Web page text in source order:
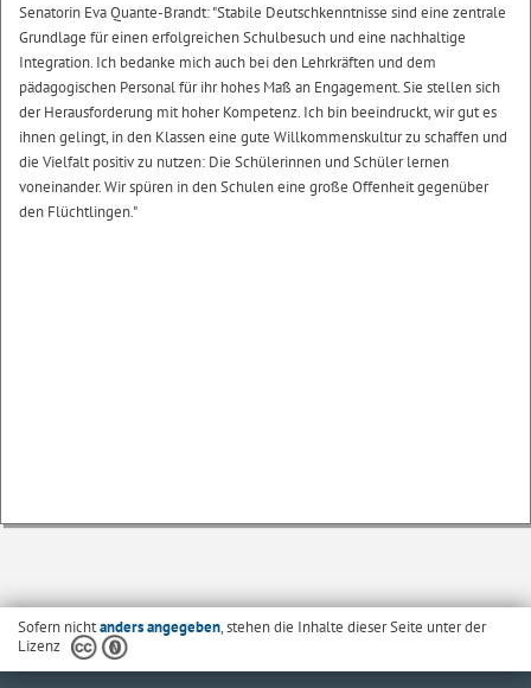
Senatorin Eva Quante-Brandt: "Stabile Deutschkenntnisse sind eine zentrale
Grundlage für einen erfolgreichen Schulbesuch und eine nachhaltige
Integration. Ich bedanke mich auch bei den Lehrkräften und dem
pädagogischen Personal für ihr hohes Maß an Engagement. Sie stellen sich
der Herausforderung mit hoher Kompetenz. Ich bin beeindruckt, wir gut es
ihnen gelingt, in den Klassen eine gute Willkommenskultur zu schaffen und
die Vielfalt positiv zu nutzen: Die Schülerinnen und Schüler lernen
voneinander. Wir spüren in den Schulen eine große Offenheit gegenüber
den Flüchtlingen."
Sofern nichtanders angegeben, stehen die Inhalte dieser Seite unter der
Lizenz